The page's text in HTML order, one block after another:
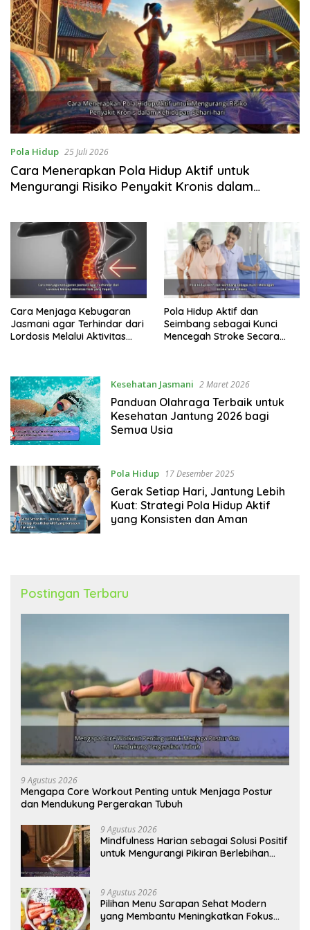
Pola Hidup 25 Juli 2026
Cara Menerapkan Pola Hidup Aktif untuk
Mengurangi Risiko Penyakit Kronis dalam
Cara Menjaga Kebugaran
Jasmani agar Terhindar dari
Lordosis Melalui Aktivitas
Pola Hidup Aktif dan
Seimbang sebagai Kunci
Mencegah Stroke Secara
Kesehatan Jasmani 2 Maret 2026
Panduan Olahraga Terbaik untuk
Kesehatan Jantung 2026 bagi
Semua Usia
Pola Hidup 17 Desember 2025
Gerak Setiap Hari, Jantung Lebih
Kuat: Strategi Pola Hidup Aktif
yang Konsisten dan Aman
Postingan Terbaru
9 Agustus 2026
Mengapa Core Workout Penting untuk Menjaga Postur
dan Mendukung Pergerakan Tubuh
9 Agustus 2026
Mindfulness Harian sebagai Solusi Positif
untuk Mengurangi Pikiran Berlebihan
9 Agustus 2026
Pilihan Menu Sarapan Sehat Modern
yang Membantu Meningkatkan Fokus